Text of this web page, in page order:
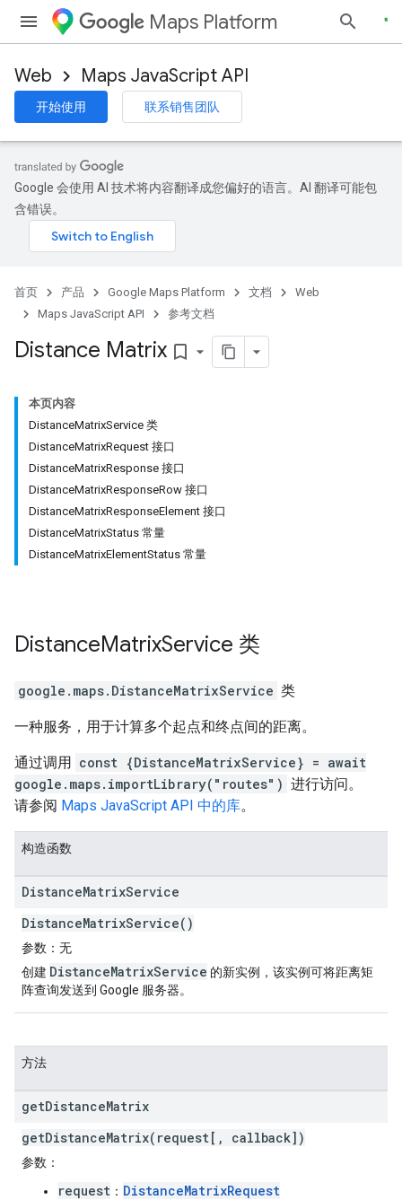
Maps Platform
Web Maps JavaScript API
开始使用 联系销售团队
Google 会使用 AI 技术将内容翻译成您偏好的语言。AI 翻译可能包
含错误。
首页 产品 Google Maps Platform 文档
Web
Maps JavaScript API
参考文档
Distance Matrix bookmark_border
本页内容
DistanceMatrixService 类
DistanceMatrixRequest 接口
DistanceMatrixResponse 接口
DistanceMatrixResponseRow 接口
DistanceMatrixResponseElement 接口
DistanceMatrixStatus 常量
DistanceMatrixElementStatus 常量
DistanceMatrixService 类
google.maps. DistanceMatrixService 类
一种服务，用于计算多个起点和终点间的距离。
通过调用 const {DistanceMatrixService} = await
google.maps.importLibrary("routes") 进行访问。
请参阅 Maps JavaScript API 中的库。
构造函数
DistanceMatrixService
DistanceMatrixService()
参数 ：无
创建 DistanceMatrixService 的新实例，该实例可将距离矩
阵查询发送到 Google 服务器。
方法
getDistanceMatrix
getDistanceMatrix(request[, callback])
参数 ：
request ： DistanceMatrixRequest